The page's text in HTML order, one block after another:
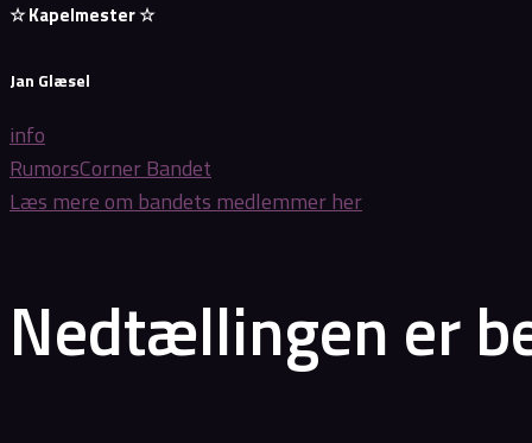
☆ Kapelmester ☆
Jan Glæsel
info
RumorsCorner Bandet
Læs mere om bandets medlemmer her
Nedtællingen er